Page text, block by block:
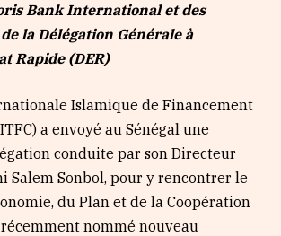
Bank Internationaletdes
la Délégation Générale à
Rapide (DER)
Islamique de Financement
a envoyé au Sénégal une
conduite par son Directeur
Salem Sonbol, pour y rencontrer le
du Plan et de la Coopération
nommé nouveau